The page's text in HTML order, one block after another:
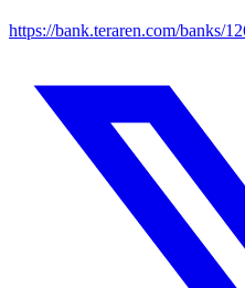
https://bank.teraren.com/banks/